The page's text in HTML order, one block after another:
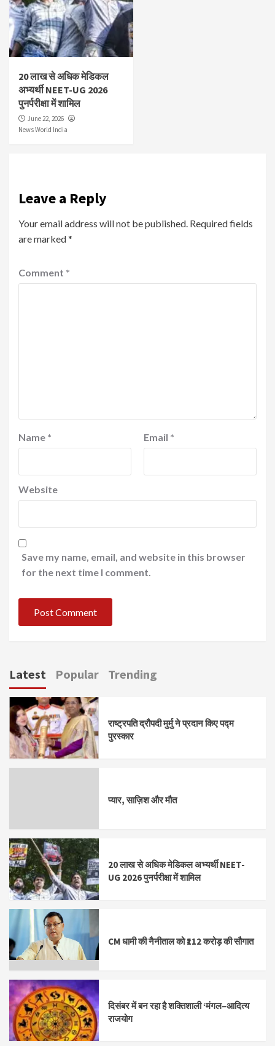
20 लाख से अधिक मेडिकल
अभ्यर्थी NEET-UG 2026
पुनर्परीक्षा में शामिल
June 22, 2026
News World India
Leave a Reply
Your email address will not be published. Required fields
are marked*
Comment *
Name * Email *
Website
Save my name, email, and website in this browser
for the next time I comment.
Latest Popular Trending
राष्ट्रपति द्रौपदी मुर्मु ने प्रदान किए पद्म
पुरस्कार
प्यार, साज़िश और मौत
20 लाख से अधिक मेडिकल अभ्यर्थी NEET-
UG 2026 पुनर्परीक्षा में शामिल
CM धामी की नैनीताल को ₹112 करोड़ की सौगात
दिसंबर में बन रहा है शक्तिशाली ‘मंगल–आदित्य
राजयोग